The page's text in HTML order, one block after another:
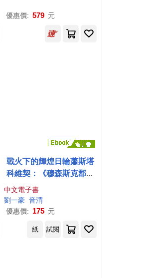
o))
優惠價: 579 元
戰火下的輝煌日輪蕭斯塔
科維契：《穆森斯克郡的
馬克白夫人》、《鼻
子》、《黃金時代》生在
被箝制思想的年代，以怪
奏性表達對世事的譏諷 (電
中文電子書
劉一豪 音渭
優惠價: 175 元
紙 試閱